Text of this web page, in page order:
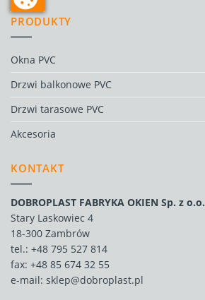
PRODUKTY
Okna PVC
Drzwi balkonowe PVC
Drzwi tarasowe PVC
Akcesoria
KONTAKT
DOBROPLAST FABRYKA OKIEN Sp. z o.o.
Stary Laskowiec 4
18-300 Zambrów
tel.: +48 795 527 814
fax: +48 85 674 32 55
e-mail: sklep@dobroplast.pl